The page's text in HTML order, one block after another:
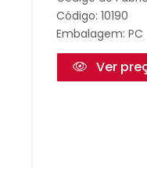
Código: 10190
Embalagem: PC
Ver